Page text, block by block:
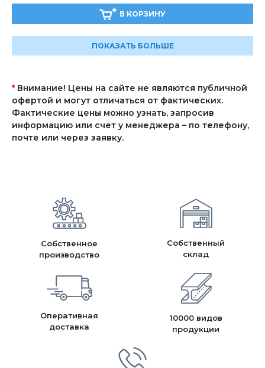
В КОРЗИНУ
ПОКАЗАТЬ БОЛЬШЕ
* Внимание! Цены на сайте не являются публичной
офертой и могут отличаться от фактических.
Фактические цены можно узнать, запросив
информацию или счет у менеджера – по телефону,
почте или через заявку.
Собственное
производство
Собственный
склад
Оперативная
доставка
10000 видов
продукции